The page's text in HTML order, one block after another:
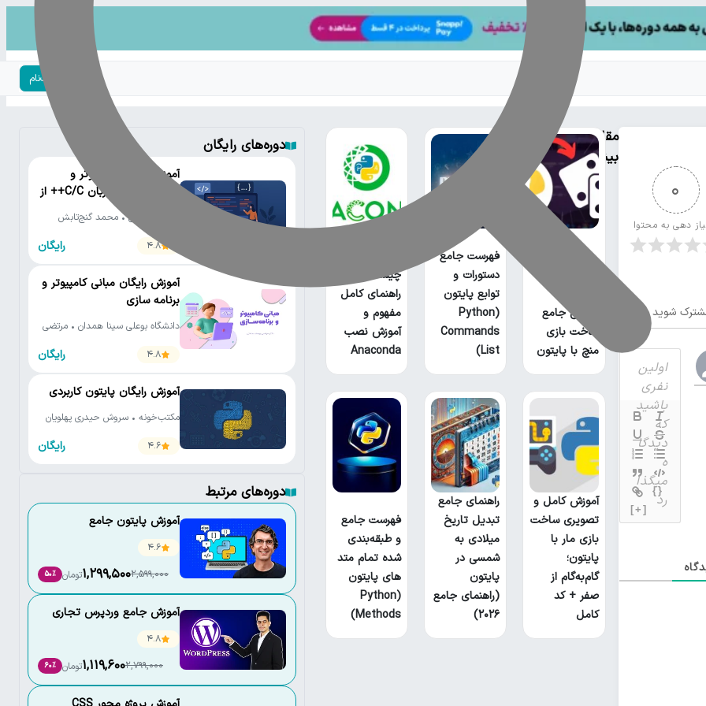
ورود | ثبت‌نام
0
دهی به محتوا
شوید
{}
[+]
مقالات
بیشتر
آموزش جامع
ساخت بازی
منچ با پایتون
فهرست جامع
دستورات و
توابع پایتون
(Python
Commands
List)
چیست؟
راهنمای کامل
مفهوم و
آموزش نصب
Anaconda
آموزش کامل و
تصویری ساخت
بازی مار با
پایتون؛
گام‌به‌گام از
صفر + کد
کامل
راهنمای جامع
تبدیل تاریخ
میلادی به
شمسی در
پایتون
(راهنمای جامع
۲۰۲۶)
فهرست جامع
و طبقه‌بندی
شده تمام متد
های پایتون
(Python
Methods)
دوره‌های رایگان
آموزش رایگان کامپیوتر و
برنامه‌نویسی به زبان C/C++ از
مقدماتی تا پیشرفته
دانشگاه تهران • محمد گنج‌تابش
4.8
رایگان
آموزش رایگان مبانی کامپیوتر و
برنامه سازی
دانشگاه بوعلی سینا همدان • مرتضی
4.8
رایگان
آموزش رایگان پایتون کاربردی
مکتب‌خونه • سروش حیدری پهلویان
4.6
رایگان
دوره‌های مرتبط
آموزش پایتون جامع
4.6
2,599,000
1,299,500تومان 50٪
آموزش جامع وردپرس تجاری
4.8
2,799,000
1,119,600تومان 60٪